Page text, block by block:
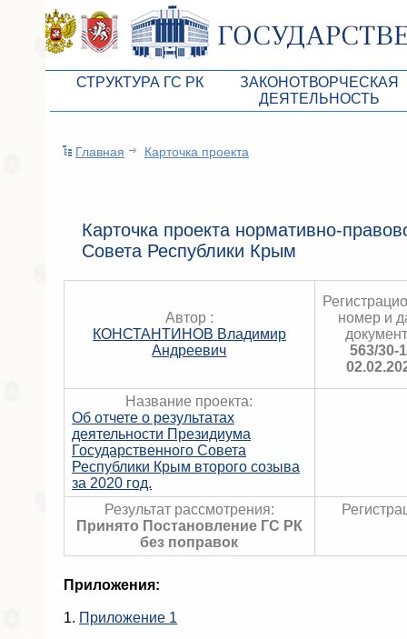
СТРУКТУРА ГС РК
Президиум ГС РК
Депутатские фракции ГС РК
Аппарат ГС РК
Советники Председателя ГС РК
Управление делами ГС РК
ЗАКОНОТВОРЧЕСКАЯ
ДЕЯТЕЛЬНОСТЬ
Бюджет Республики
Независимая
Информация
Схема
Статистика
Главная Карточка проекта
Карточка проекта нормативно-
Совета Республики Крым
Автор :
КОНСТАНТИНОВ Владимир
Андреевич
номер и
563/30-
Название проекта:
Об отчете о результатах
деятельности Президиума
Государственного Совета
Республики Крым второго созыва
за 2020 год.
Результат рассмотрения:
Принято Постановление ГС РК
без поправок
Приложения:
1. Приложение 1